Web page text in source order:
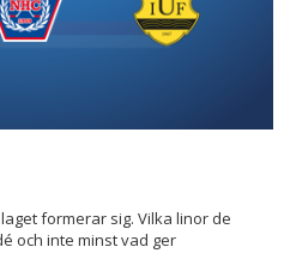
formerar sig. Vilka linor de
och inte minst vad ger